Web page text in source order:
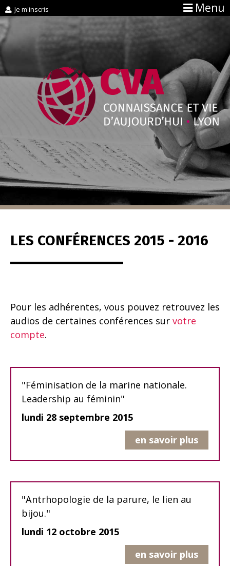
Je m'inscris Menu
LES CONFÉRENCES 2015 - 2016
Pour les adhérentes, vous pouvez retrouvez les
audios de certaines conférences sur votre
compte.
"Féminisation de la marine nationale.
Leadership au féminin"
lundi 28 septembre 2015
en savoir plus
"Antrhopologie de la parure, le lien au
bijou."
lundi 12 octobre 2015
en savoir plus